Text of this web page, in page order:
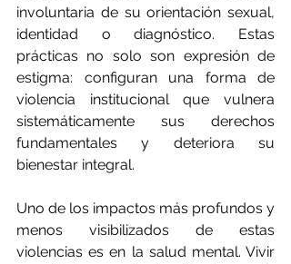
involuntaria de su orientación sexual,
identidad o diagnóstico. Estas
prácticas no solo son expresión de
estigma: configuran una forma de
violencia institucional que vulnera
sistemáticamente sus derechos
fundamentales y deteriora su
bienestar integral.
Uno de los impactos más profundos y
menos visibilizados de estas
violencias es en la salud mental. Vivir